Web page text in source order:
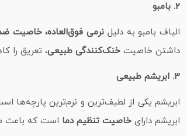
2. بامبو
الیاف بامبو به دلیل نرمی فوق‌العاده، خاصیت
داشتن خاصیت خنک‌کنندگی طبیعی، تعریق را
3. ابریشم طبیعی
ابریشم یکی از لطیف‌ترین و نرم‌ترین پارچه‌ها
ابریشم دارای خاصیت تنظیم دما است که باعث